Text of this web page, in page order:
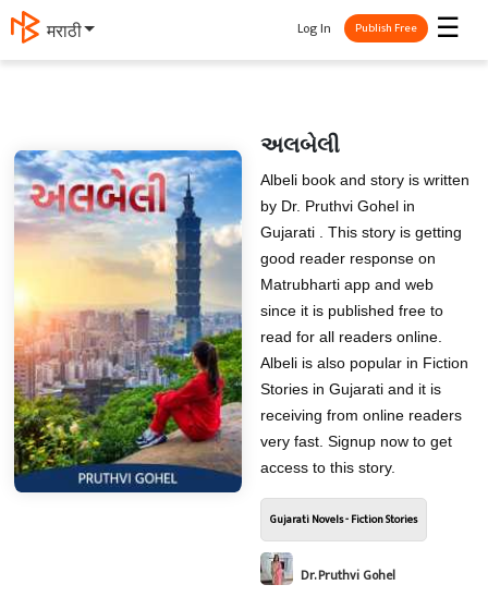
मराठी ☰
Log In Publish Free
અલબેલી
Albeli book and story is written
by Dr. Pruthvi Gohel in
Gujarati . This story is getting
good reader response on
Matrubharti app and web
since it is published free to
read for all readers online.
Albeli is also popular in Fiction
Stories in Gujarati and it is
receiving from online readers
very fast. Signup now to get
access to this story.
Gujarati Novels - Fiction Stories
Dr. Pruthvi Gohel